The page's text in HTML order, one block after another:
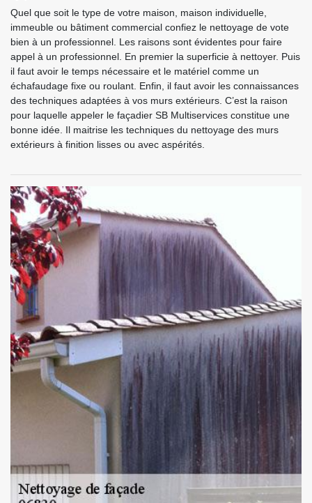
Quel que soit le type de votre maison, maison individuelle,
immeuble ou bâtiment commercial confiez le nettoyage de vote
bien à un professionnel. Les raisons sont évidentes pour faire
appel à un professionnel. En premier la superficie à nettoyer. Puis
il faut avoir le temps nécessaire et le matériel comme un
échafaudage fixe ou roulant. Enfin, il faut avoir les connaissances
des techniques adaptées à vos murs extérieurs. C’est la raison
pour laquelle appeler le façadier SB Multiservices constitue une
bonne idée. Il maitrise les techniques du nettoyage des murs
extérieurs à finition lisses ou avec aspérités.